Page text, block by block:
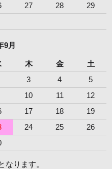
27 28
29
9月
木 金
土
3 4
5
10 11
12
17 18
19
24 25
26
なります。